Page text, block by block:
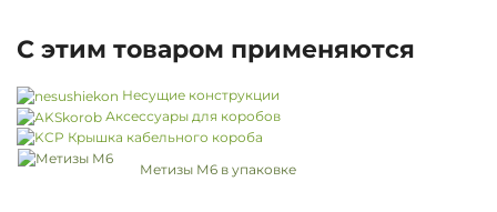
С этим товаром применяются
Несущие конструкции
Аксессуары для коробов
Крышка кабельного короба
Метизы М6 в упаковке